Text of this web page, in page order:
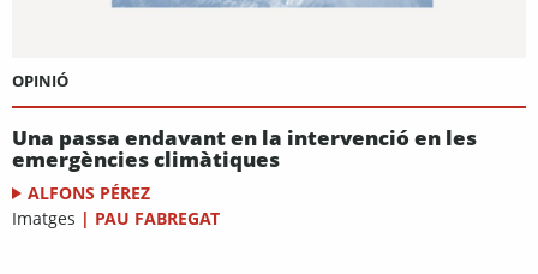
OPINIÓ
Una passa endavant en la intervenció en les
emergències climàtiques
ALFONS PÉREZ
Imatges | PAU FABREGAT